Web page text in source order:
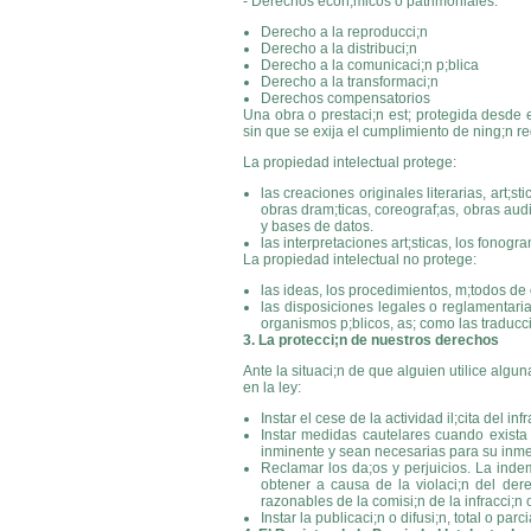
Derecho a la reproducci;n
Derecho a la distribuci;n
Derecho a la comunicaci;n p;blica
Derecho a la transformaci;n
Derechos compensatorios
Una obra o prestaci;n est; protegida
sin que se exija el cumplimiento de ning;n
La propiedad intelectual protege:
las creaciones originales literarias,
obras dram;ticas, coreograf;as, obras
y bases de datos.
las interpretaciones art;sticas, los
La propiedad intelectual no protege:
las ideas, los procedimientos, m;todos
las disposiciones legales o
organismos p;blicos, as; como las
3. La protecci;n de nuestros derechos
Ante la situaci;n de que alguien utilice
en la ley:
Instar el cese de la actividad il;cita del
Instar medidas cautelares cuando
inminente y sean necesarias para su
Reclamar los da;os y perjuicios. La
obtener a causa de la violaci;n del
razonables de la comisi;n de la
Instar la publicaci;n o difusi;n, total o